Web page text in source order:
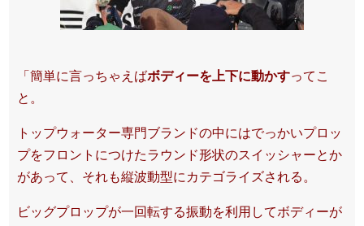
「簡単に言っちゃえばボディーを上下に動かすってこ
と。
トップウォーター専門ブランドの中にはでっかいプロッ
プをフロントにつけたラウンド形状のスイッシャーとか
があって、それも縦波動型にカテゴライズされる。
ビッグプロップが一回転する振動を利用してボディーが